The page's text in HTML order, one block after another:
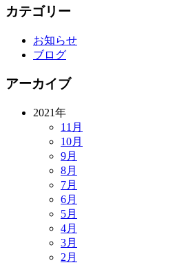
カテゴリー
お知らせ
ブログ
アーカイブ
2021年
11月
10月
9月
8月
7月
6月
5月
4月
3月
2月